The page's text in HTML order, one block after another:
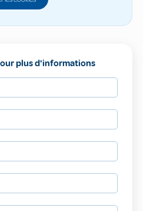
plus d'informations